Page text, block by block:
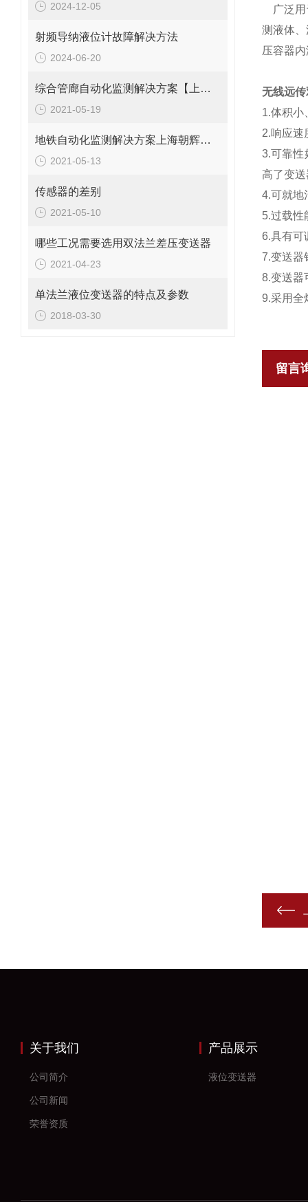
2024-12-05
射频导纳液位计故障解决方法
2024-06-20
综合管廊自动化监测解决方案【上海朝辉静力水准仪】
2021-05-19
地铁自动化监测解决方案上海朝辉沉降传感器
2021-05-13
传感器的差别
2021-05-10
哪些工况需要选用双法兰差压变送器
2021-04-23
单法兰液位变送器的特点及参数
2018-03-30
广泛用
测液体
压容器
无线远传
1.体积小
2.响应速
3.可靠性
高了变
4.可就地
5.过载性
6.具有可
7.变送器
8.变送器
9.采用全
留言
关于我们
公司简介
公司新闻
荣誉资质
产品展示
液位变送器